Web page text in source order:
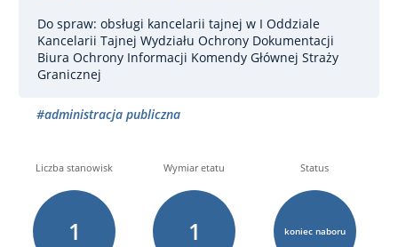
Do spraw: obsługi kancelarii tajnej w I Oddziale
Kancelarii Tajnej Wydziału Ochrony Dokumentacji
Biura Ochrony Informacji Komendy Głównej Straży
Granicznej
#administracja publiczna
Liczba stanowisk
1
Wymiar etatu
1
Status
koniec naboru